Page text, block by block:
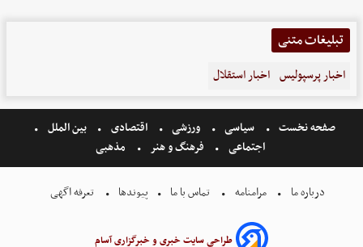
تبلیغات متنی
اخبار پرسپولیس اخبار استقلال
صفحه نخست سیاسی ورزشی اقتصادی
بین الملل
اجتماعی
فرهنگ و هنر مذهبی
درباره ما مرامنامه تماس با ما پیوندها تعرفه اگهی
طراحی سایت خبری و خبرگزاری آسام